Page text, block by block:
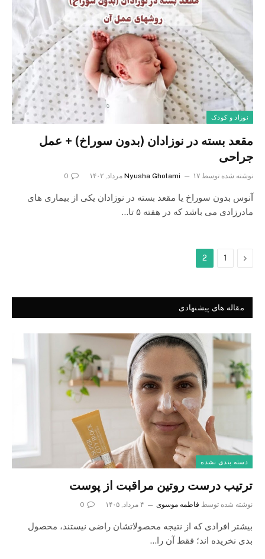
نوزاد و کودک
مقعد بسته در نوزادان (بدون سوراخ) + عمل
جراحی
نوشته شده توسط Nyusha Gholami ۱۷ مرداد, ۱۴۰۲ 0
آنوس بدون سوراخ یا مقعد بسته در نوزادان یکی از بیماری های
مادرزادی می باشد که در هفته ۵ تا…
Previous
1
2
مقاله های پیشنهادی
دسته بندی نشده
ترتیب درست روتین مراقبت از پوست
نوشته شده توسط فاطمه موسوی ۴ مرداد, ۱۴۰۵ 0
بیشتر افرادی که از نتیجه محصولاتشان راضی نیستند، محصول
بدی نخریده اند؛ فقط آن را…